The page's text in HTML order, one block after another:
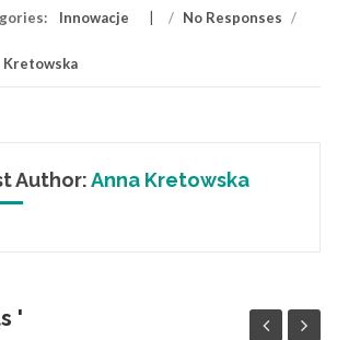
Innowacje / No Responses /
Kretowska
Author:Anna Kretowska
'